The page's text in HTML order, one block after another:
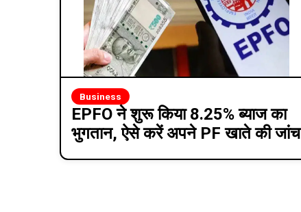
Business
EPFO ने शुरू किया 8.25% ब्याज का
भुगतान, ऐसे करें अपने PF खाते की जांच